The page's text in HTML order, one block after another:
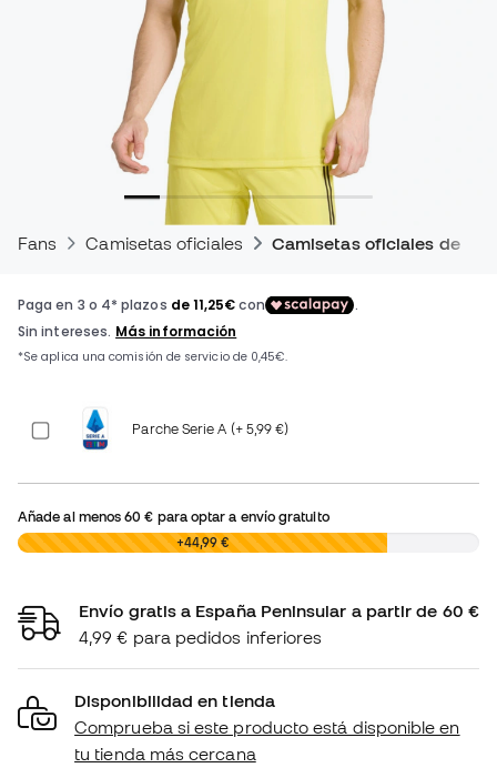
Fans Camisetas oficiales Camisetas oficiales de
Parche Serie A (+ 5,99 €)
Añade al menos60 € para optar a envío gratuito
0,00 € +44,99 €
Envío gratis a España Peninsular a partir de 60 €
4,99 € para pedidos inferiores
Disponibilidad en tienda
Comprueba si este producto está disponible en
tu tienda más cercana